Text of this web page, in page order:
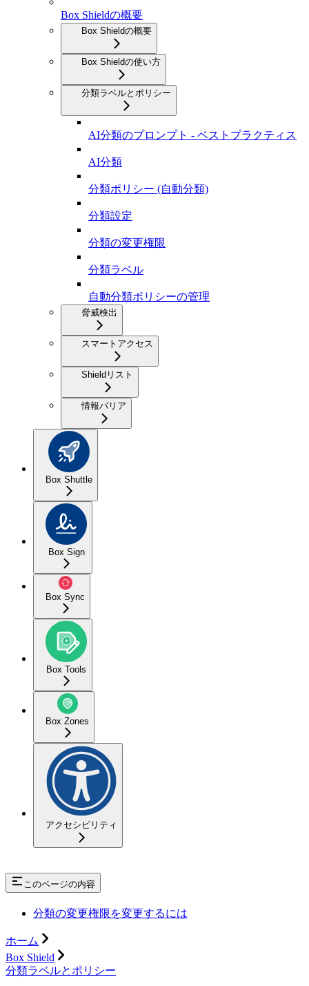
Box Shieldの概要
Box Shieldの概要
Box Shieldの使い方
分類ラベルとポリシー
AI分類のプロンプト - ベストプラクティス
AI分類
分類ポリシー (自動分類)
分類設定
分類の変更権限
分類ラベル
自動分類ポリシーの管理
脅威検出
スマートアクセス
Shieldリスト
情報バリア
Box Shuttle
Box Sign
Box Sync
Box Tools
Box Zones
アクセシビリティ
このページの内容
分類の変更権限を変更するには
ホーム
Box Shield
分類ラベルとポリシー